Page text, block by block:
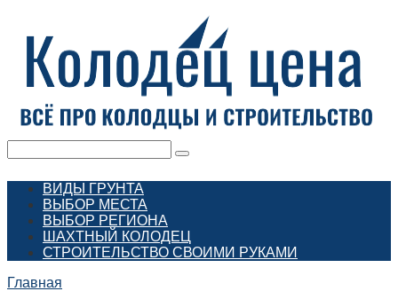
контенту
ВИДЫ ГРУНТА
ВЫБОР МЕСТА
ВЫБОР РЕГИОНА
ШАХТНЫЙ КОЛОДЕЦ
СТРОИТЕЛЬСТВО СВОИМИ РУКАМИ
Главная